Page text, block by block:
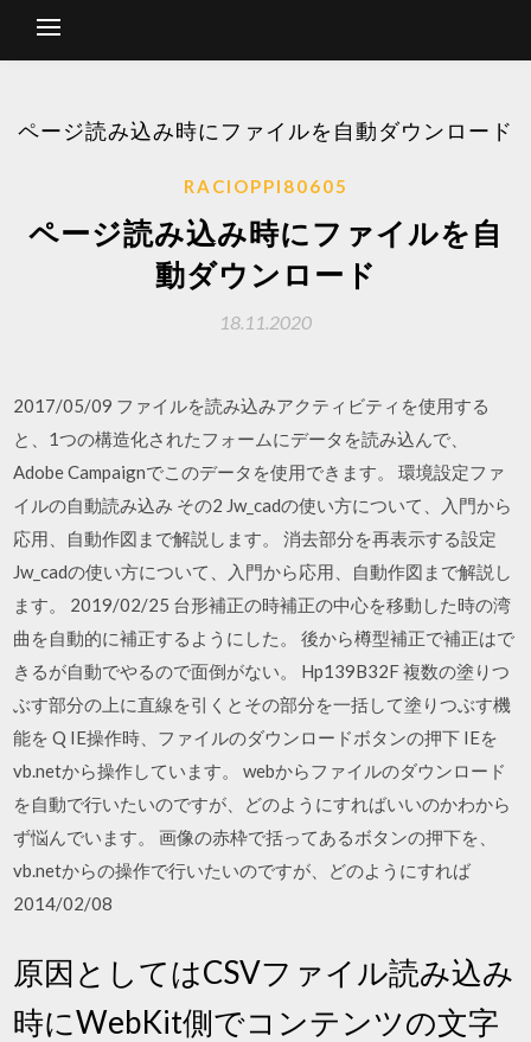
ページ読み込み時にファイルを自動ダウンロード
RACIOPPI80605
ページ読み込み時にファイルを自
動ダウンロード
18.11.2020
2017/05/09 ファイルを読み込みアクティビティを使用する
と、1つの構造化されたフォームにデータを読み込んで、
Adobe Campaignでこのデータを使用できます。 環境設定ファ
イルの自動読み込み その2 Jw_cadの使い方について、入門から
応用、自動作図まで解説します。 消去部分を再表示する設定
Jw_cadの使い方について、入門から応用、自動作図まで解説し
ます。 2019/02/25 台形補正の時補正の中心を移動した時の湾
曲を自動的に補正するようにした。 後から樽型補正で補正はで
きるが自動でやるので面倒がない。 Hp139B32F 複数の塗りつ
ぶす部分の上に直線を引くとその部分を一括して塗りつぶす機
能を Q IE操作時、ファイルのダウンロードボタンの押下 IEを
vb.netから操作しています。 webからファイルのダウンロード
を自動で行いたいのですが、どのようにすればいいのかわから
ず悩んでいます。 画像の赤枠で括ってあるボタンの押下を、
vb.netからの操作で行いたいのですが、どのようにすれば
2014/02/08
原因としてはCSVファイル読み込み
時にWebKit側でコンテンツの文字